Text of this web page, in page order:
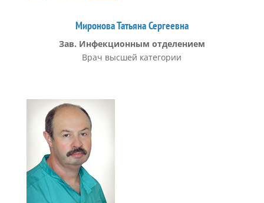
Миронова Татьяна Сергеевна
Зав. Инфекционным отделением
Врач высшей категории